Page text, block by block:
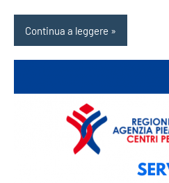
Continua a leggere